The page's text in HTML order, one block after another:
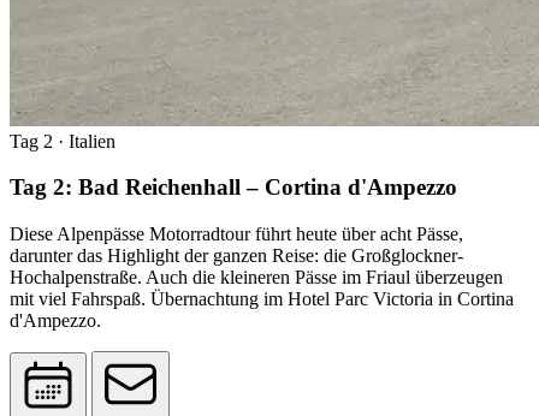
Tag 2 · Italien
Tag 2: Bad Reichenhall – Cortina d'Ampezzo
Diese Alpenpässe Motorradtour führt heute über acht Pässe,
darunter das Highlight der ganzen Reise: die Großglockner-
Hochalpenstraße. Auch die kleineren Pässe im Friaul überzeugen
mit viel Fahrspaß. Übernachtung im Hotel Parc Victoria in Cortina
d'Ampezzo.